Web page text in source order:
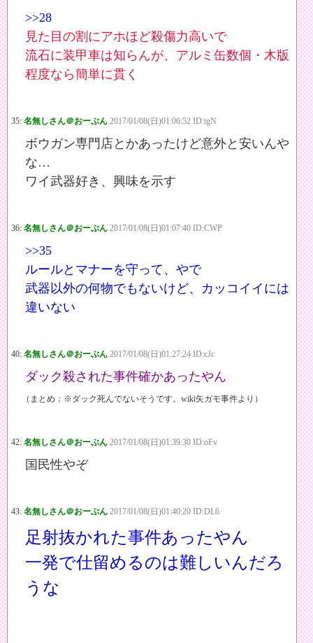
>>28
見た目の割にアホほど殺傷力高いで
流石に装甲車は知らんが、アルミ缶数個・木版
程度なら簡単に貫く
35: 名無しさん＠おーぷん 2017/01/08(日)01:06:52 ID:tgN
ボウガン専門店とかあったけど意外と安いんや
な…
ワイ武器好き、興味を示す
36: 名無しさん＠おーぷん 2017/01/08(日)01:07:40 ID:CWP
>>35
ルールとマナーを守って、やで
武器以外の何物でもないけど、カッコイイには
違いない
40: 名無しさん＠おーぷん 2017/01/08(日)01:27:24 ID:cJc
ダック殺された事件確かあったやん
（まとめ：※ダック死んでないそうです。wiki矢ガモ事件より）
42: 名無しさん＠おーぷん 2017/01/08(日)01:39:30 ID:oFv
国民性やぞ
43: 名無しさん＠おーぷん 2017/01/08(日)01:40:20 ID:DL6
足射抜かれた事件あったやん
一発で仕留めるのは難しいんだろ
うな